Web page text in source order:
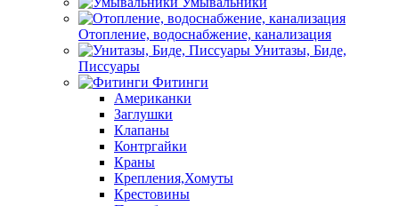
Отопление, водоснабжение, канализация
Унитазы, Биде,
Писсуары
Фитинги
Американки
Заглушки
Клапаны
Контргайки
Краны
Крепления,Хомуты
Крестовины